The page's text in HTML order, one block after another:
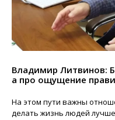
Владимир Литвинов:
а про ощущение
На этом пути важны
делать жизнь людей лучше